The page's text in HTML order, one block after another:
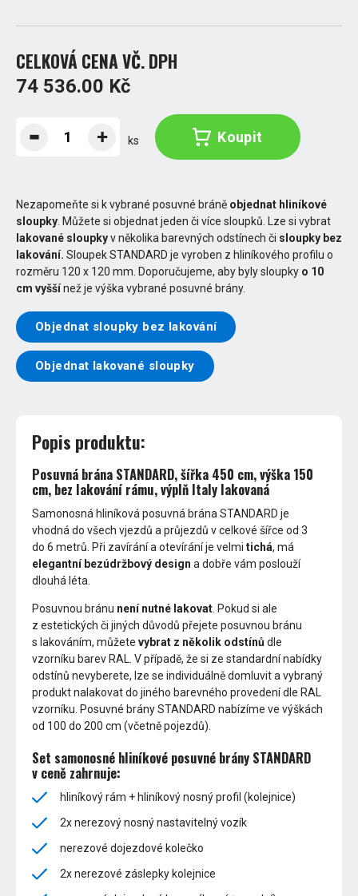
CELKOVÁ CENA VČ. DPH
74 536.00 Kč
ks Koupit
Nezapomeňte si k vybrané posuvné bráně objednat hliníkové
sloupky . Můžete si objednat jeden či více sloupků. Lze si vybrat
lakované sloupkyv několika barevných odstínech či sloupky bez
lakování. Sloupek STANDARD je vyroben z hliníkového profilu o
rozměru 120 x 120 mm. Doporučujeme, aby byly sloupky o 10
cm vyššínež je výška vybrané posuvné brány.
Objednat sloupky bez lakování
Objednat lakované sloupky
Popis produktu:
Posuvná brána STANDARD, šířka 450 cm, výška 150
cm, bez lakování rámu, výplň Italy lakovaná
Samonosná hliníková posuvná brána STANDARD je
vhodná do všech vjezdů a průjezdů v celkové šířce od 3
do 6 metrů. Při zavírání a otevírání je velmitichá, má
elegantní bezúdržbový design a dobře vám poslouží
dlouhá léta.
Posuvnou bránu není nutné lakovat. Pokud si ale
z estetických či jiných důvodů přejete posuvnou bránu
s lakováním, můžetevybrat z několik odstínůdle
vzorníku barev RAL. V případě, že si ze standardní nabídky
odstínů nevyberete, lze se individuálně domluvit a vybraný
produkt nalakovat do jiného barevného provedení dle RAL
vzorníku. Posuvné brány STANDARD nabízíme ve výškách
od 100 do 200 cm (včetně pojezdů).
Set samonosné hliníkové posuvné brány STANDARD
v ceně zahrnuje:
hliníkový rám + hliníkový nosný profil (kolejnice)
2x nerezový nosný nastavitelný vozík
nerezové dojezdové kolečko
2x nerezové záslepky kolejnice